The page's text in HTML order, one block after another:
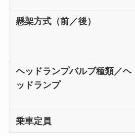
懸架方式（前／後）
ヘッドランプバルブ種類／ヘ
ッドランプ
乗車定員